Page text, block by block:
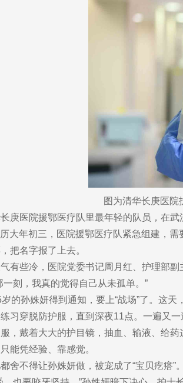
图为清华长庚医院
医院援鄂医疗队里最年轻的队员，在武
年初三，医院援鄂医疗队紧急组建，需
把名字报了上去。
些冷，医院党委书记周月红、护理部副
一刻，我真的觉得自己从未孤单。”
孙姝妍得到通知，要上“战场”了。这天
习穿脱防护服，直到深夜11点。一遍又
戴着大大的护目镜，抽血、输液、给药
能凭经验、靠感觉。
不得让孙姝妍做，被宠成了“宝贝疙瘩”